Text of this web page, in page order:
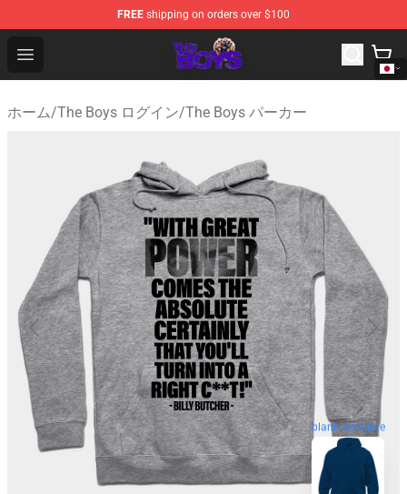
FREE shipping on orders over $100
Open menu
The Boys Store - Official The Boys Merchandise Shop
ホーム/The Boys ログイン/The Boys パーカー
blank template